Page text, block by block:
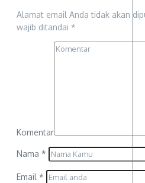
Alamat email Anda tidak akan
wajib ditandai *
Komentar
Nama *
Email *